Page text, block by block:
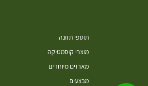
תוספי תזונה
מוצרי קוסמטיקה
מארזים מיוחדים
מבצעים